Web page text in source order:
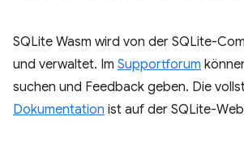
SQLite Wasm wird von der SQLite-
und verwaltet. Im Supportforum
suchen und Feedback geben. Die
Dokumentation ist auf der SQLite-